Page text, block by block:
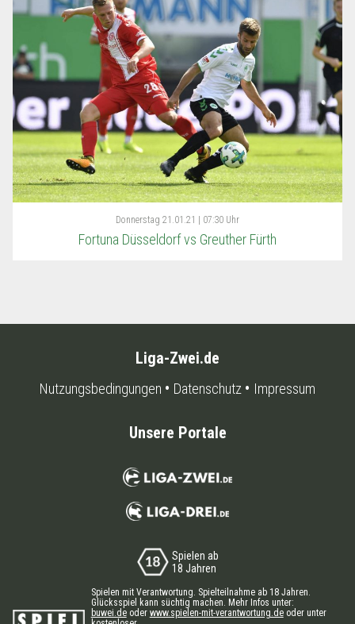
Donnerstag 21.01.21 | 07:30 Uhr
Fortuna Düsseldorf vs Greuther Fürth
Liga-Zwei.de
Nutzungsbedingungen Datenschutz Impressum
Unsere Portale
Spielen ab
18 Jahren
Spielen mit Verantwortung. Spielteilnahme ab 18 Jahren.
Glücksspiel kann süchtig machen. Mehr Infos unter:
buwei.deoder www.spielen-mit-verantwortung.deoder unter